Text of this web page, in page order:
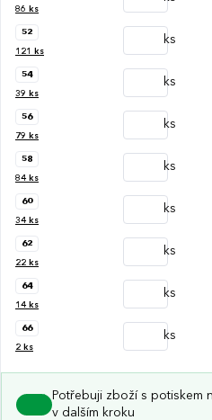
86 ks
52
121 ks
ks
54
39 ks
ks
56
79 ks
ks
58
84ks
ks
60
34ks
ks
62
22 ks
ks
64
14ks
ks
66
2 ks
ks
Potřebuji zboží s potiskem
v dalším kroku